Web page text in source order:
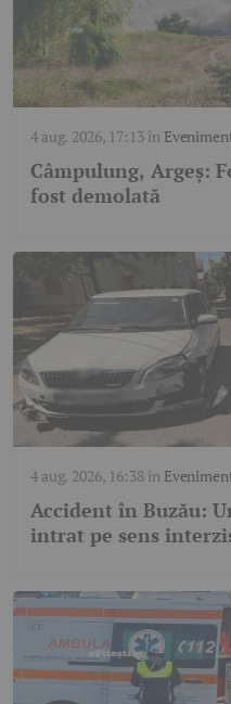
4 aug. 2026, 17:13în
Câmpulung, Argeș:
fost demolată
4 aug. 2026, 16:38în
Accident în Buzău:
intrat pe sens